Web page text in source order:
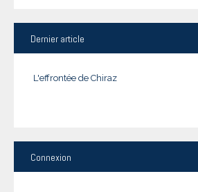
Dernier article
L'effrontée de Chiraz
Connexion